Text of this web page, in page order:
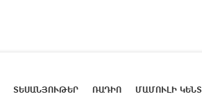
ՏԵՍԱՆՅՈՒԹԵՐ ՌԱԴԻՈ ՄԱՄՈՒԼԻ